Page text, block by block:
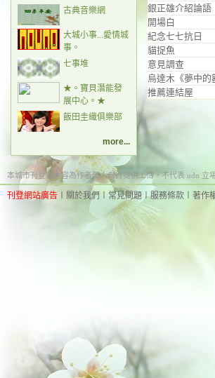
古典音樂網
大城小事...愛情城
事。
七事堆
★。寶貝潛能發
展中心。★
飯田圭織俱樂部
more...
銀正雄介紹論語
開場白
紀念七七抗日
貓捉魚
意見調查
烏達木《夢中的
推薦連結屋
本城市刊登之內容為作者個人自行提供上傳，不代表 udn 立
刊登網站廣告 關於我們 常見問題 ︱服務條款 著作